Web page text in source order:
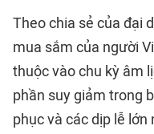
Theo chia sẻ của đại
mua sắm của người
thuộc vào chu kỳ âm
phần suy giảm trong
phục và các dịp lễ